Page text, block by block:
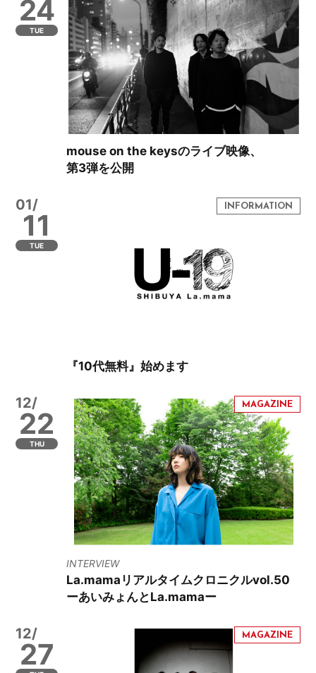
24
TUE
mouse on the keysのライブ映像、
第3弾を公開
01/
11
TUE
『10代無料』始めます
12/
22
THU
INTERVIEW
La.mamaリアルタイムクロニクルvol.50
ーあいみょんとLa.mamaー
12/
27